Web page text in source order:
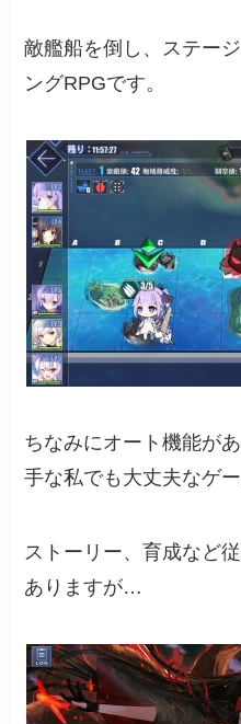
敵艦船を倒し、ステー
ングRPGです。
ちなみにオート機能が
手な私でも大丈夫なゲー
ストーリー、育成など
ありますが…